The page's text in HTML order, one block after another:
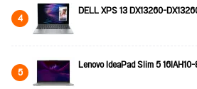
4 DELL XPS 13 DX13260-
5 Lenovo IdeaPad Slim 5